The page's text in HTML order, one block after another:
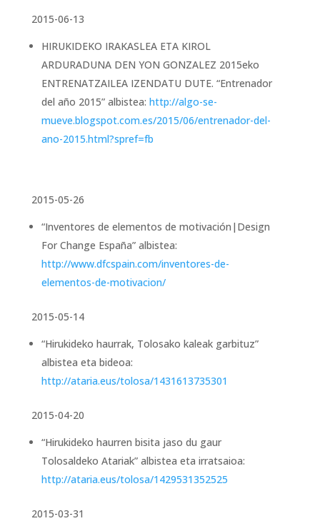
2015-06-13
HIRUKIDEKO IRAKASLEA ETA KIROL
ARDURADUNA DEN YON GONZALEZ 2015eko
ENTRENATZAILEA IZENDATU DUTE. “Entrenador
del año 2015” albistea: http://algo-se-
mueve.blogspot.com.es/2015/06/entrenador-del-
ano-2015.html?spref=fb
2015-05-26
“Inventores de elementos de motivación|Design
For Change España” albistea:
http://www.dfcspain.com/inventores-de-
elementos-de-motivacion/
2015-05-14
“Hirukideko haurrak, Tolosako kaleak garbituz”
albistea eta bideoa:
http://ataria.eus/tolosa/1431613735301
2015-04-20
“Hirukideko haurren bisita jaso du gaur
Tolosaldeko Atariak” albistea eta irratsaioa:
http://ataria.eus/tolosa/1429531352525
2015-03-31